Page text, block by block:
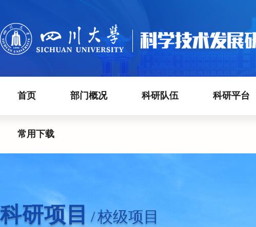
首页 部门概况 科研队伍 科研平台
常用下载
科研项目 /校级项目